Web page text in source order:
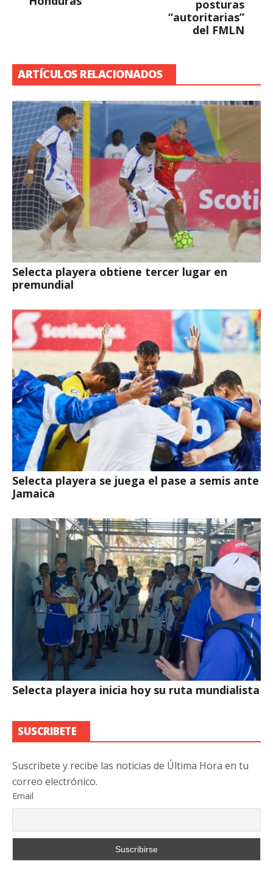
posturas
“autoritarias”
del FMLN
ARTÍCULOS RELACIONADOS
Selecta playera obtiene tercer lugar en
premundial
Selecta playera se juega el pase a semis ante
Jamaica
Selecta playera inicia hoy su ruta mundialista
SUSCRIBETE
Suscribete y recibe las noticias de Última Hora en tu
correo electrónico.
Email